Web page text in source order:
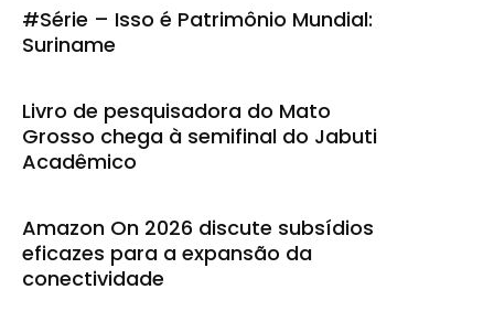
#Série – Isso é Patrimônio Mundial:
Suriname
Livro de pesquisadora do Mato
Grosso chega à semifinal do Jabuti
Acadêmico
Amazon On 2026 discute subsídios
eficazes para a expansão da
conectividade